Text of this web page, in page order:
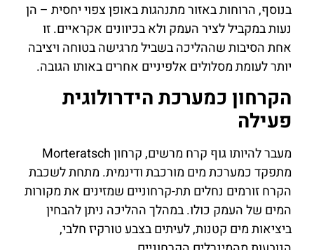
בנוסף, הרוחות באזור מתנהגות באופן צפוי יחסית – הן
נעות במקביל לציר העמק ולא בכיוונים אקראיים. זו
אחת הסיבות שההליכה בשביל מרגישה בטוחה ויציבה
יותר לעומת מסלולים אלפיניים אחרים באותו הגובה.
הקרחון כמערכת הידרולוגית
פעילה
מעבר להיותו גוף קרח מרשים, קרחון Morteratsch
מתפקד כמערכת מים מורכבת ודינמית. מתחת לשכבת
הקרח זורמים נחלים תת-קרחוניים שמזינים את מקורות
המים של העמק כולו. במהלך ההליכה ניתן להבחין
ביציאות מים קטנות, לעיתים בצבע טורקיז חלבי,